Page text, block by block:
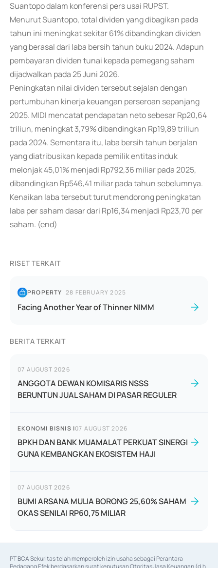
Suantopo dalam konferensi pers usai RUPST.
Menurut Suantopo, total dividen yang dibagikan pada
tahun ini meningkat sekitar 61% dibandingkan dividen
yang berasal dari laba bersih tahun buku 2024. Adapun
pembayaran dividen tunai kepada pemegang saham
dijadwalkan pada 25 Juni 2026.
Peningkatan nilai dividen tersebut sejalan dengan
pertumbuhan kinerja keuangan perseroan sepanjang
2025. MIDI mencatat pendapatan neto sebesar Rp20,64
triliun, meningkat 3,79% dibandingkan Rp19,89 triliun
pada 2024. Sementara itu, laba bersih tahun berjalan
yang diatribusikan kepada pemilik entitas induk
melonjak 45,01% menjadi Rp792,36 miliar pada 2025,
dibandingkan Rp546,41 miliar pada tahun sebelumnya.
Kenaikan laba tersebut turut mendorong peningkatan
laba per saham dasar dari Rp16,34 menjadi Rp23,70 per
saham. (end)
RISET TERKAIT
PROPERTY|28 FEBRUARY 2025
Facing Another Year of Thinner NIMM
BERITA TERKAIT
07 AUGUST 2026
ANGGOTA DEWAN KOMISARIS NSSS
BERUNTUN JUAL SAHAM DI PASAR REGULER
EKONOMI BISNIS |07 AUGUST 2026
BPKH DAN BANK MUAMALAT PERKUAT SINERGI
GUNA KEMBANGKAN EKOSISTEM HAJI
07 AUGUST 2026
BUMI ARSANA MULIA BORONG 25,60% SAHAM
OKAS SENILAI RP60,75 MILIAR
PT BCA Sekuritas telah memperoleh izin usaha sebagai Perantara
Pedagang Efek berdasarkan surat keputusan Otoritas Jasa Keuangan (d.h